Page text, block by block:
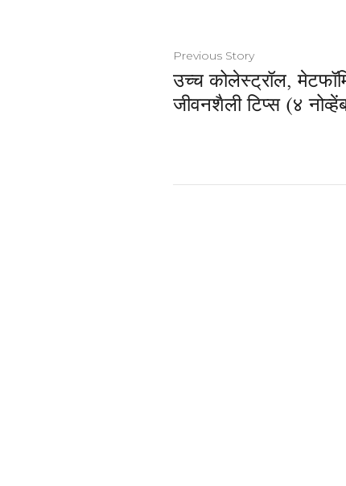
Previous Story
उच्च कोलेस्ट्रॉल,
जीवनशैली टिप्स (४